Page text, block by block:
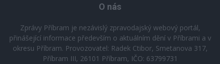
O nás
Zprávy Příbram je nezávislý zpravodajský webový portál,
přinášející informace především o aktuálním dění v Příbrami a v
okresu Příbram. Provozovatel: Radek Ctibor, Smetanova 317,
Příbram III, 26101 Příbram, IČO: 63799731